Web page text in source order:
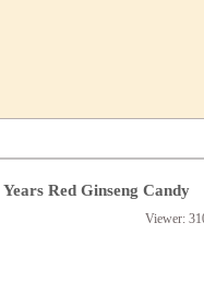
Red Ginseng Candy
Viewer: